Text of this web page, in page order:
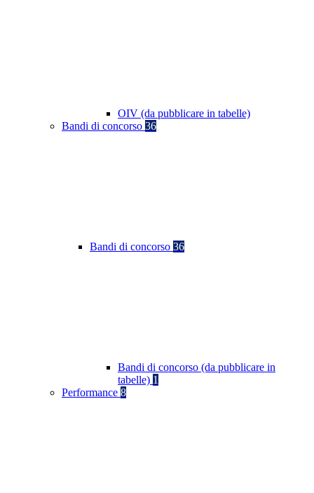
OIV (da pubblicare in tabelle)
Bandi di concorso 36
Bandi di concorso 36
Bandi di concorso (da pubblicare in
tabelle) 1
Performance 8